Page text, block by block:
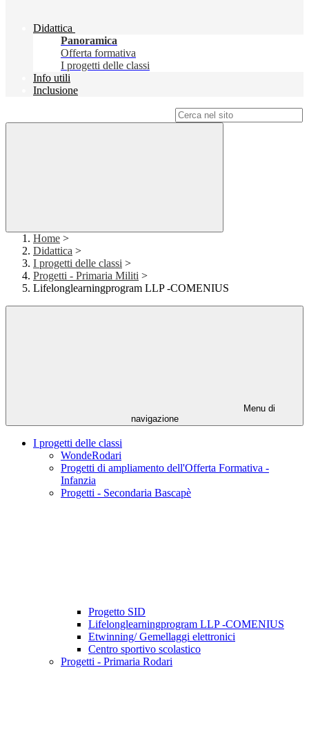
Didattica
Panoramica
Offerta formativa
I progetti delle classi
Info utili
Inclusione
Home >
Didattica >
I progetti delle classi >
Progetti - Primaria Militi >
Lifelonglearningprogram LLP -COMENIUS
Menu di
navigazione
I progetti delle classi
WondeRodari
Progetti di ampliamento dell'Offerta Formativa -
Infanzia
Progetti - Secondaria Bascapè
Progetto SID
Lifelonglearningprogram LLP -COMENIUS
Etwinning/ Gemellaggi elettronici
Centro sportivo scolastico
Progetti - Primaria Rodari